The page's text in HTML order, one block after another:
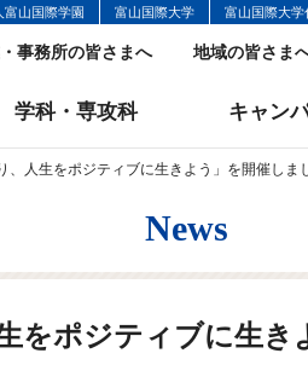
富山国際学園 富山国際大学 富山国際大
事務所の皆さまへ 地域の皆さま
学科・専攻科 キャン
、人生をポジティブに生きよう」を開催しま
News
をポジティブに生き